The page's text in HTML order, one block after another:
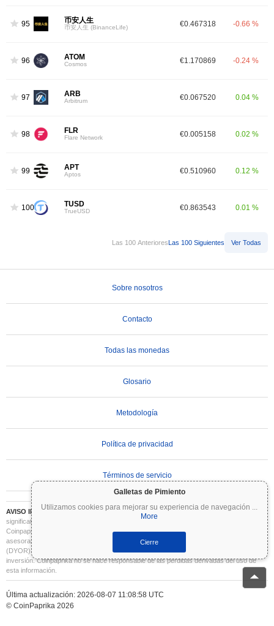
Galletas de Pimiento
Utilizamos cookies para mejorar su experiencia de navegación ...
More
Cierre
95 币安人生
币安人生 (BinanceLife) €0.467318 -0.66 %
96 ATOM
Cosmos €1.170869 -0.24 %
97 ARB
Arbitrum €0.067520 0.04 %
98 FLR
Flare Network €0.005158 0.02 %
99 APT
Aptos €0.510960 0.12 %
100 TUSD
TrueUSD €0.863543 0.01 %
Las 100 AnterioresLas 100 Siguientes Ver Todas
Sobre nosotros
Contacto
Todas las monedas
Glosario
Metodología
Política de privacidad
Términos de servicio
AVISO IMPORTANTE:Las criptomonedas son altamente volátiles e implican un riesgo
significativo. Puede perder parte o la totalidad de su inversión. Toda la información en
Coinpaprika se proporciona únicamente con fines informativos y no constituye
asesoramiento financiero o de inversión. Siempre realice su propia investigación
(DYOR) y consulte a un asesor financiero cualificado antes de tomar decisiones de
inversión. Coinpaprika no se hace responsable de las pérdidas derivadas del uso de
esta información.
Última actualización: 2026-08-07 11:08:58 UTC
© CoinPaprika 2026